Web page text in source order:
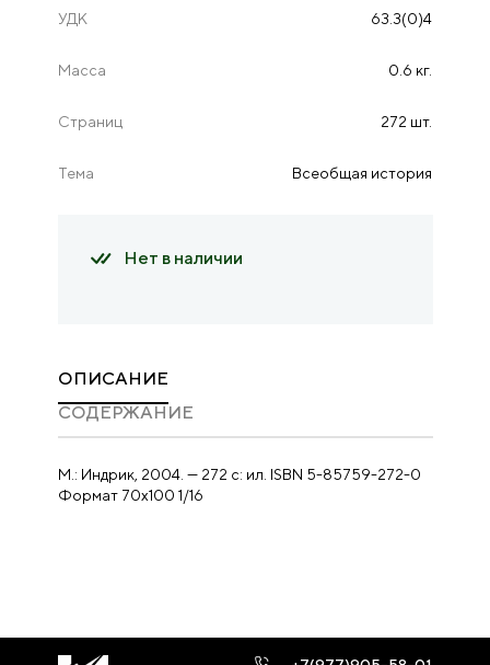
УДК 63.3(0)4
Масса 0.6 кг.
Страниц 272 шт.
Тема Всеобщая история
Нет в наличии
ОПИСАНИЕ
CОДЕРЖАНИЕ
М.: Индрик, 2004. — 272 с: ил. ISBN 5-85759-272-0
Формат 70х100 1/16